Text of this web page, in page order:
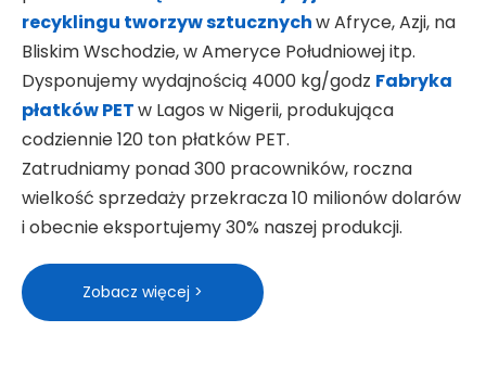
recyklingu tworzyw sztucznychw Afryce, Azji, na
Bliskim Wschodzie, w Ameryce Południowej itp.
Dysponujemy wydajnością 4000 kg/godz Fabryka
płatków PETw Lagos w Nigerii, produkująca
codziennie 120 ton płatków PET.
Zatrudniamy ponad 300 pracowników, roczna
wielkość sprzedaży przekracza 10 milionów dolarów
i obecnie eksportujemy 30% naszej produkcji.
Zobacz więcej >